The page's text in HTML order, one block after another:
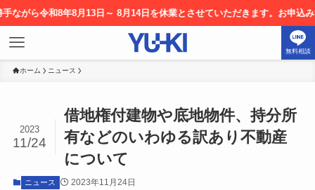
令和8年8月13日～ 8月14日を休業とさせていただきます。お申込み等に
無料相談
ホーム ニュース
借地権付建物や底地物件、持分所
有などのいわゆる訳あり不動産
について
2023
11/24
ニュース 2023年11月24日